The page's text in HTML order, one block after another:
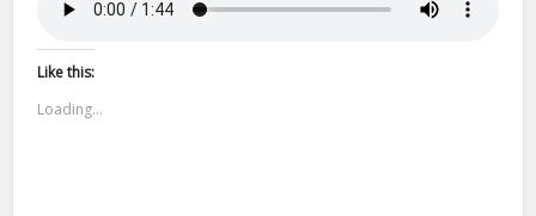
Like this:
Loading...